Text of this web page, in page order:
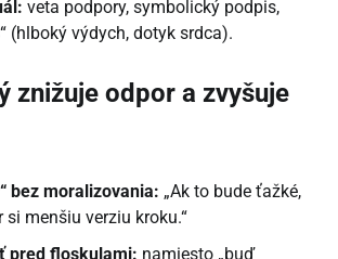
veta podpory, symbolický podpis,
(hlboký výdych, dotyk srdca).
znižuje odpor a zvyšuje
bez moralizovania: „Ak to bude ťažké,
menšiu verziu kroku.“
pred floskulami: namiesto „buď